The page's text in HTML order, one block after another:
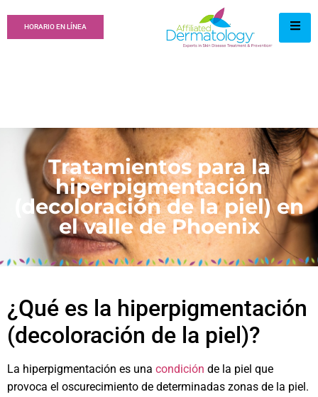
HORARIO EN LÍNEA
Tratamientos para la
hiperpigmentación
(decoloración de la piel) en
el valle de Phoenix
¿Qué es la hiperpigmentación
(decoloración de la piel)?
La hiperpigmentación es una condición de la piel que
provoca el oscurecimiento de determinadas zonas de la piel.